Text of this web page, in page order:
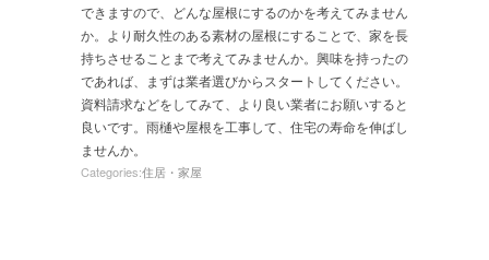
できますので、どんな屋根にするのかを考えてみません
か。より耐久性のある素材の屋根にすることで、家を長
持ちさせることまで考えてみませんか。興味を持ったの
であれば、まずは業者選びからスタートしてください。
資料請求などをしてみて、より良い業者にお願いすると
良いです。雨樋や屋根を工事して、住宅の寿命を伸ばし
ませんか。
Categories:住居・家屋